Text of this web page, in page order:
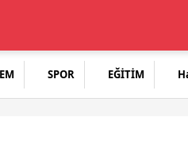
SPOR EĞİTİM